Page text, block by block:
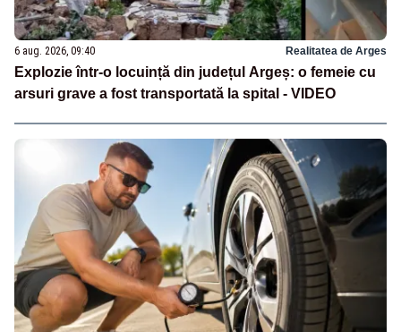
6 aug. 2026, 09:40 Realitatea de Arges
Explozie într-o locuință din județul Argeș: o femeie cu
arsuri grave a fost transportată la spital - VIDEO